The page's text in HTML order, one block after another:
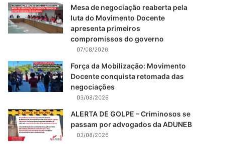
Mesa de negociação reaberta pela
luta do Movimento Docente
apresenta primeiros
compromissos do governo
07/08/2026
Força da Mobilização: Movimento
Docente conquista retomada das
negociações
03/08/2026
ALERTA DE GOLPE – Criminosos se
passam por advogados da ADUNEB
03/08/2026